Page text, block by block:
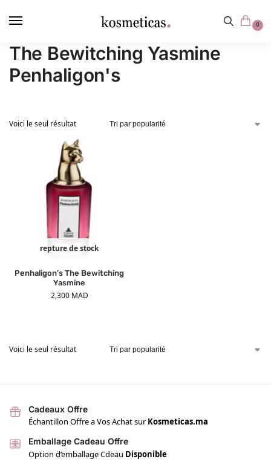
principal
0
The Bewitching Yasmine
Penhaligon's
Voici le seul résultat
repture de stock
Penhaligon’s The Bewitching
Yasmine
2,300 MAD
Voici le seul résultat
Cadeaux Offre
Échantillon Offre a Vos Achat surKosmeticas.ma
Emballage Cadeau Offre
Option d’emballage Cdeau Disponible